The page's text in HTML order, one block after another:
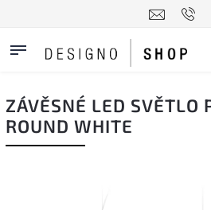
ZÁVĚSNÉ LED SVĚTLO
ROUND WHITE